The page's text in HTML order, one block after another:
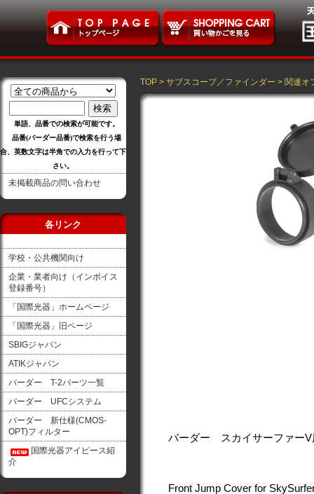
単語、品番での検索が可能です。
品番(バーダー品番)で検索を行う場
合、英数文字は半角での入力を行って下
さい。
未掲載商品の問い合わせ
各リンク
学校・公共機関向け
企業・業者向け（インボイス
登録番号）
「国際光器」ホームページ
「国際光器」旧ページ
SBIGジャパン
ATIKジャパン
バーダー T-2パーツ一覧
バーダー UFCシステム
バーダー 新仕様(CMOS-
OPT)フィルター
国際光器アイピース紹
介
TOP > サブスコープ／ファインダー > 関連オ
バーダー スカイサーファー
Front Jump Cover for